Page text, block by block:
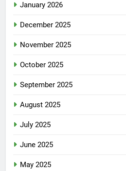
January 2026
December 2025
November 2025
October 2025
September 2025
August 2025
July 2025
June 2025
May 2025